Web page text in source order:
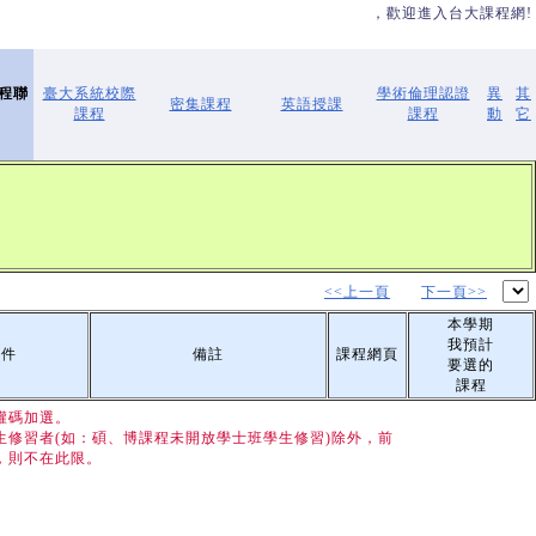
，歡迎進入台大課程網!
聯
臺大系統校際
課程
密集課程 英語授課
學術倫理認證
課程
異
動
其
它
<<上一頁 下一頁>>
備註 課程網頁
本學期
我預計
要選的
課程
加選。
習者(如：碩、博課程未開放學士班學生修習)除外，前
不在此限。